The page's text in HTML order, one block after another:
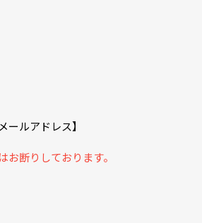
ールアドレス】
断りしております。